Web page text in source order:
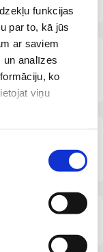
funkcijas
par to, kā jūs
ar saviem
un analīzes
ko
viņu
un